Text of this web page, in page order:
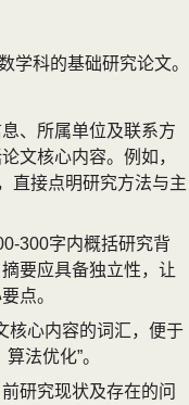
学科的基础研究论文。
、所属单位及联系方
文核心内容。例如，
直接点明研究方法与主
300字内概括研究背
要应具备独立性，让
点。
核心内容的词汇，便于
法优化”。
研究现状及存在的问